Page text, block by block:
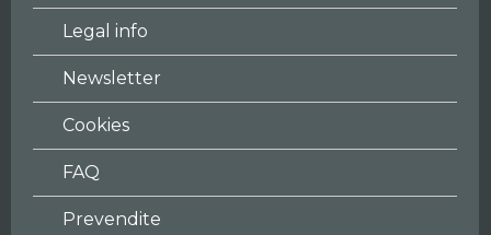
Legal info
Newsletter
Cookies
FAQ
Prevendite